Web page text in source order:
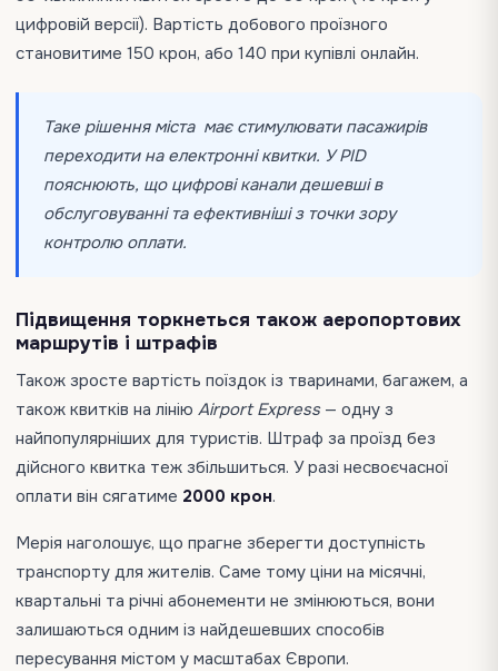
цифровій версії). Вартість добового проїзного
становитиме 150 крон, або 140 при купівлі онлайн.
Таке рішення міста має стимулювати пасажирів
переходити на електронні квитки. У PID
пояснюють, що цифрові канали дешевші в
обслуговуванні та ефективніші з точки зору
контролю оплати.
Підвищення торкнеться також аеропортових
маршрутів і штрафів
Також зросте вартість поїздок із тваринами, багажем, а
також квитків на лінію Airport Express— одну з
найпопулярніших для туристів. Штраф за проїзд без
дійсного квитка теж збільшиться. У разі несвоєчасної
оплати він сягатиме 2000 крон.
Мерія наголошує, що прагне зберегти доступність
транспорту для жителів. Саме тому ціни на місячні,
квартальні та річні абонементи не змінюються, вони
залишаються одним із найдешевших способів
пересування містом у масштабах Європи.